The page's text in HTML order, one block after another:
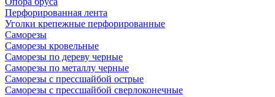
Перфорированная лента
Уголки крепежные перфорированные
Саморезы
Саморезы кровельные
Саморезы по дереву черные
Саморезы по металлу черные
Саморезы с прессшайбой острые
Саморезы с прессшайбой сверлоконечные